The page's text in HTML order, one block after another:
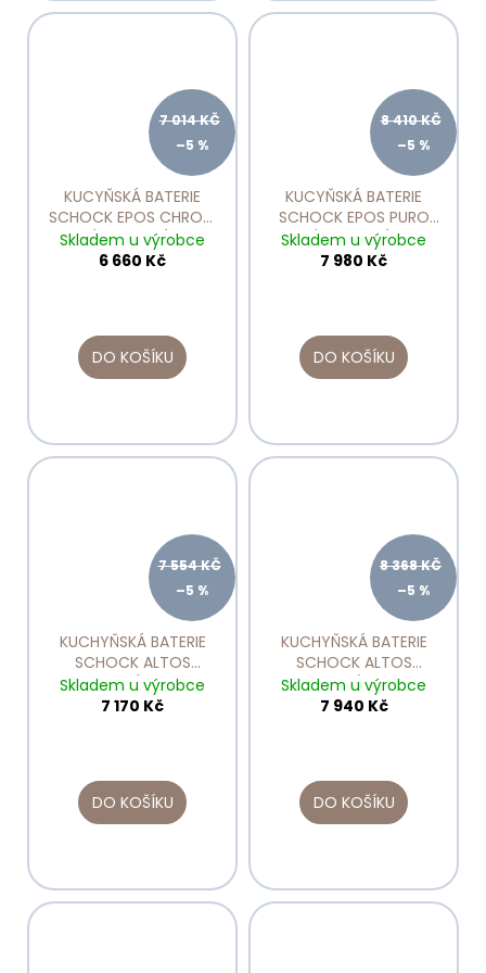
7 014 KČ
–5 %
KUCYŇSKÁ BATERIE
SCHOCK EPOS CHROM
NÍZKOTLAKÁ S
VÝSUVNOU
Skladem u výrobce
6 660 Kč
DO KOŠÍKU
8 410 KČ
–5 %
KUCYŇSKÁ BATERIE
SCHOCK EPOS PURO
NÍZKOTLAKÁ S
VÝSUVNOU
Skladem u výrobce
7 980 Kč
DO KOŠÍKU
7 554 KČ
–5 %
KUCHYŇSKÁ BATERIE
SCHOCK ALTOS
NEREZOVÝ VZHLED
529000
Skladem u výrobce
7 170 Kč
DO KOŠÍKU
8 368 KČ
–5 %
KUCHYŇSKÁ BATERIE
SCHOCK ALTOS
NEREZOVÝ VZHLED
529120
Skladem u výrobce
7 940 Kč
DO KOŠÍKU